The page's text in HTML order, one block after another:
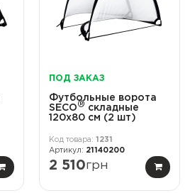
ПОД ЗАКАЗ
Футбольные ворота
SECO® cкладные
120x80 см (2 шт)
1231
21140200
2 510грн